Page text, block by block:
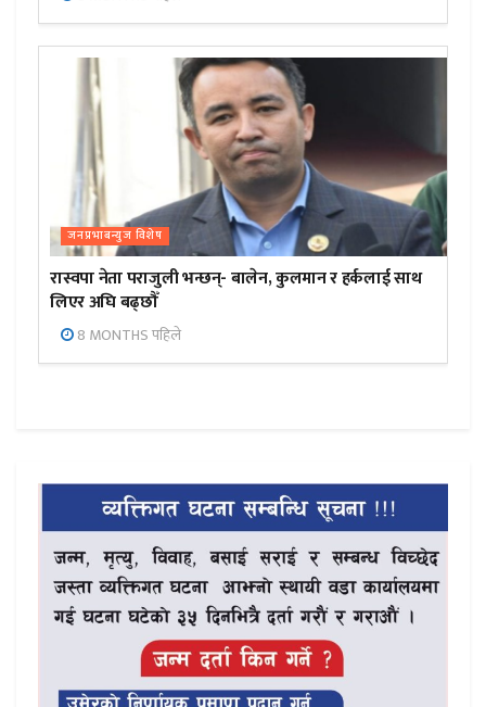
जनप्रभाबन्युज विशेष
रास्वपा नेता पराजुली भन्छन्- बालेन, कुलमान र हर्कलाई साथ
लिएर अघि बढ्छौँ
8 MONTHS पहिले